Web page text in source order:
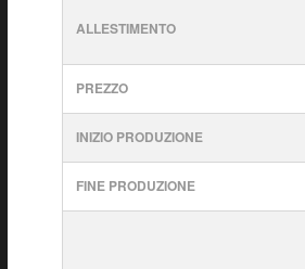
ALLESTIMENTO
PREZZO
INIZIO PRODUZIONE
FINE PRODUZIONE